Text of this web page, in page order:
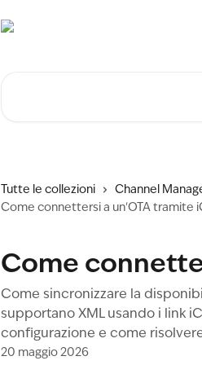
Tutte le collezioni Channel
Come connettersi a un'OTA tramite
Come
Come sincronizzare la
supportano XML usando i link
configurazione e come
20 maggio 2026